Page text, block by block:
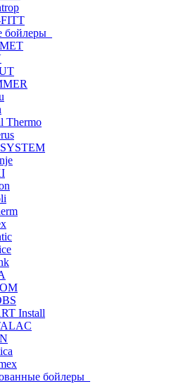
бойлеры
Thermo
Install
бойлеры